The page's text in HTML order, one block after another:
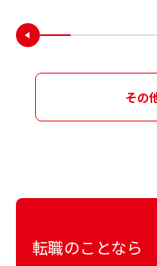
その
転職のことなら